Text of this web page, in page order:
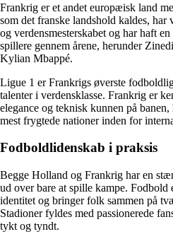
Frankrig er et andet europæisk land
som det franske landshold kaldes, har
og verdensmesterskabet og har haft
spillere gennem årene, herunder
Kylian Mbappé.
Ligue 1 er Frankrigs øverste
talenter i verdensklasse. Frankrig er
elegance og teknisk kunnen på
mest frygtede nationer inden for
Fodboldlidenskab i praksis
Begge Holland og Frankrig har en
ud over bare at spille kampe. Fodbold
identitet og bringer folk sammen på
Stadioner fyldes med passionerede
tykt og tyndt.